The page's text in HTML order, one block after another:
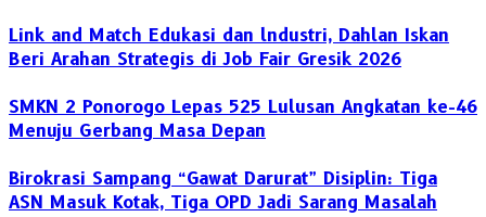
Link and Match Edukasi dan lndustri, Dahlan Iskan
Beri Arahan Strategis di Job Fair Gresik 2026
SMKN 2 Ponorogo Lepas 525 Lulusan Angkatan ke-46
Menuju Gerbang Masa Depan
Birokrasi Sampang “Gawat Darurat” Disiplin: Tiga
ASN Masuk Kotak, Tiga OPD Jadi Sarang Masalah